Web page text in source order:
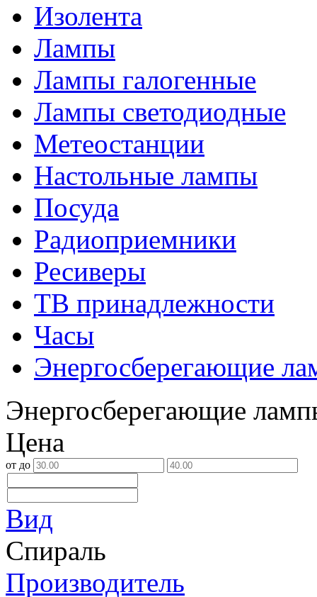
Изолента
Лампы
Лампы галогенные
Лампы светодиодные
Метеостанции
Настольные лампы
Посуда
Радиоприемники
Ресиверы
ТВ принадлежности
Часы
Энергосберегающие
Энергосберегающие
Цена
от до
Вид
Спираль
Производитель